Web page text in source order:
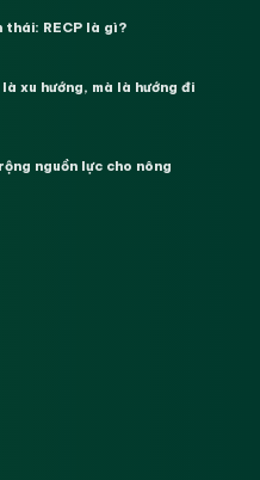
thái: RECP là gì?
xu hướng, mà là hướng đi
nguồn lực cho nông